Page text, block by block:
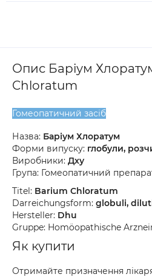
Опис Баріум
Chloratum
Гомеопатичний засіб
Назва: Баріум Хлоратум
Форми випуску: глобули,
Виробники: Дху
Група: Гомеопатичний
Titel: Barium Chloratum
Darreichungsform: globuli,
Hersteller: Dhu
Gruppe: Homöopathische
Як купити
Отримайте призначення